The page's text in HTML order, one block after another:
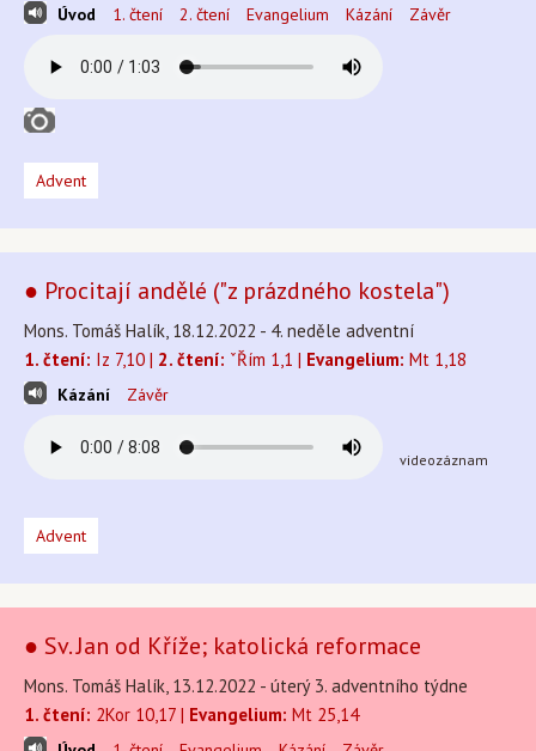
Úvod 1. čtení 2. čtení Evangelium Kázání Závěr
Advent
● Procitají andělé ("z prázdného kostela")
Mons. Tomáš Halík, 18.12.2022 - 4. neděle adventní
1. čtení: Iz 7,10 | 2. čtení: ˇŘím 1,1 | Evangelium: Mt 1,18
Kázání Závěr
videozáznam
Advent
● Sv. Jan od Kříže; katolická reformace
Mons. Tomáš Halík, 13.12.2022 - úterý 3. adventního týdne
1. čtení: 2Kor 10,17 | Evangelium: Mt 25,14